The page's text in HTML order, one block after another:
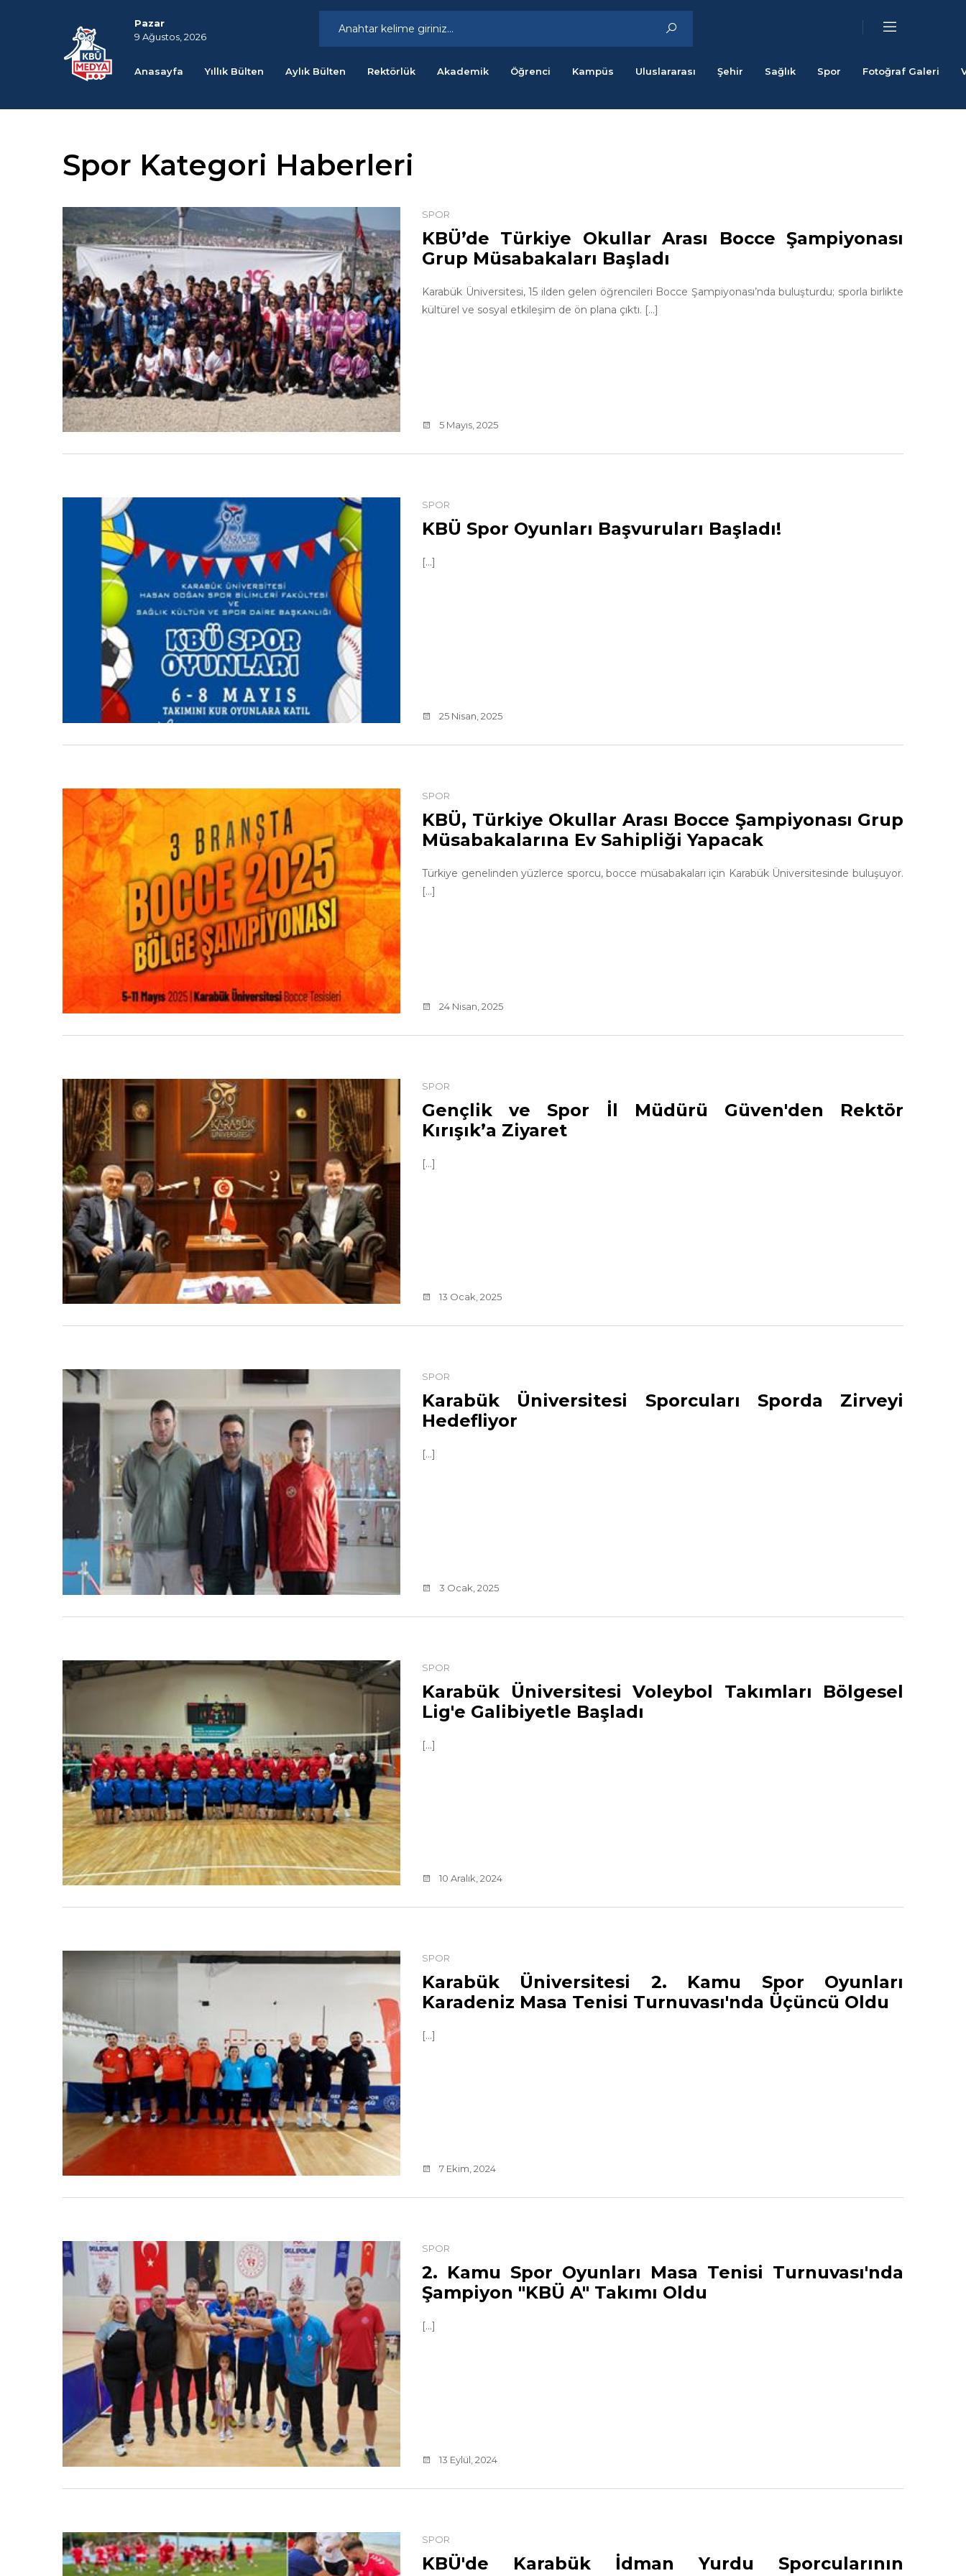
Pazar
9 Ağustos, 2026
Anasayfa Yıllık Bülten Aylık Bülten Rektörlük Akademik Öğrenci Kampüs Uluslararası Şehir Sağlık Spor Fotoğraf Galeri
Spor Kategori Haberleri
SPOR
KBÜ’de Türkiye Okullar Arası Bocce Şampiyonası
Grup Müsabakaları Başladı
Karabük Üniversitesi, 15 ilden gelen öğrencileri Bocce Şampiyonası’nda buluşturdu; sporla birlikte
kültürel ve sosyal etkileşim de ön plana çıktı. [...]
5 Mayıs, 2025
SPOR
KBÜ Spor Oyunları Başvuruları Başladı!
[...]
25 Nisan, 2025
SPOR
KBÜ, Türkiye Okullar Arası Bocce Şampiyonası Grup
Müsabakalarına Ev Sahipliği Yapacak
Türkiye genelinden yüzlerce sporcu, bocce müsabakaları için Karabük Üniversitesinde buluşuyor.
[...]
24 Nisan, 2025
SPOR
Gençlik ve Spor İl Müdürü Güven'den Rektör
Kırışık’a Ziyaret
[...]
13 Ocak, 2025
SPOR
Karabük Üniversitesi Sporcuları Sporda Zirveyi
Hedefliyor
[...]
3 Ocak, 2025
SPOR
Karabük Üniversitesi Voleybol Takımları Bölgesel
Lig'e Galibiyetle Başladı
[...]
10 Aralık, 2024
SPOR
Karabük Üniversitesi 2. Kamu Spor Oyunları
Karadeniz Masa Tenisi Turnuvası'nda Üçüncü Oldu
[...]
7 Ekim, 2024
SPOR
2. Kamu Spor Oyunları Masa Tenisi Turnuvası'nda
Şampiyon "KBÜ A" Takımı Oldu
[...]
13 Eylül, 2024
SPOR
KBÜ'de Karabük İdman Yurdu Sporcularının